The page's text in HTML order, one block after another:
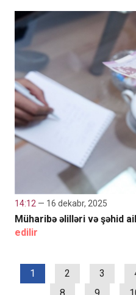
14:12 — 16 dekabr, 2025
Müharibə əlilləri və şəhid
edilir
1 2 3